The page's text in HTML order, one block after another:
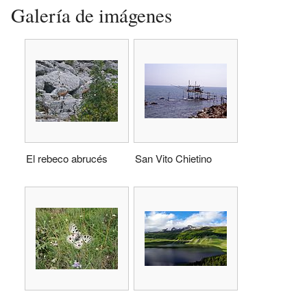
Galería de imágenes
El rebeco abrucés San Vito Chietino